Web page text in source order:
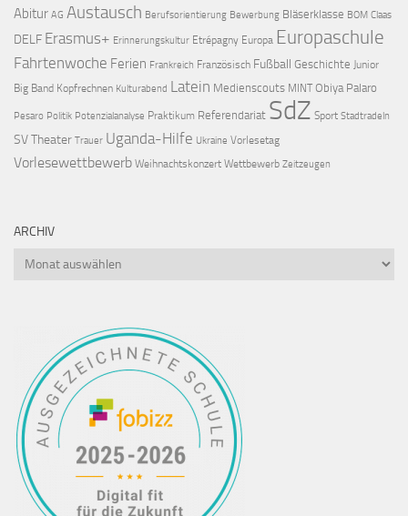
Abitur AG Austausch Berufsorientierung Bewerbung Bläserklasse BOM Claas
DELF Erasmus+ Erinnerungskultur Etrépagny Europa Europaschule
Fahrtenwoche Ferien Frankreich Französisch Fußball Geschichte Junior
Big Band Kopfrechnen Kulturabend Latein Medienscouts MINT Obiya Palaro
Pesaro Politik Potenzialanalyse Praktikum Referendariat SdZ Sport Stadtradeln
SVTheater Trauer Uganda-Hilfe Ukraine Vorlesetag
Vorlesewettbewerb Weihnachtskonzert Wettbewerb Zeitzeugen
ARCHIV